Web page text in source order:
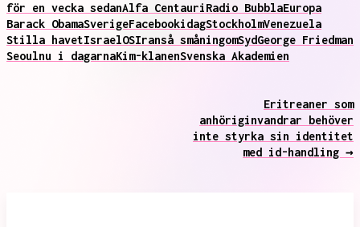
för en vecka sedanAlfa CentauriRadio BubblaEuropa
Barack ObamaSverigeFacebookidagStockholmVenezuela
Stilla havetIsraelOSIranså småningomSydGeorge Friedman
Seoulnu i dagarnaKim-klanenSvenska Akademien
Eritreaner som
anhöriginvandrar behöver
inte styrka sin identitet
med id-handling →